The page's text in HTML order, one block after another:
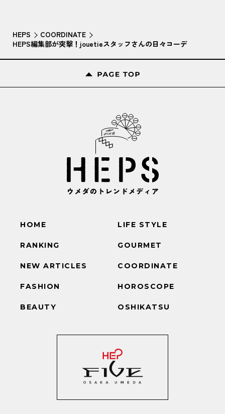
HEPS
COORDINATE
HEPS編集部が突撃！jouetieスタッフさんの日々コーデ
HOME
RANKING
NEW ARTICLES
FASHION
BEAUTY
LIFE STYLE
GOURMET
COORDINATE
HOROSCOPE
OSHIKATSU